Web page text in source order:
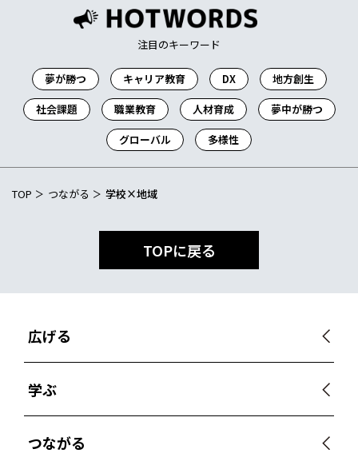
注目のキーワード
夢が勝つ キャリア教育 DX
地方創生
社会課題
職業教育 人材育成
夢中が勝つ
グローバル
多様性
TOP つながる 学校×地域
TOPに戻る
広げる
学ぶ
つながる